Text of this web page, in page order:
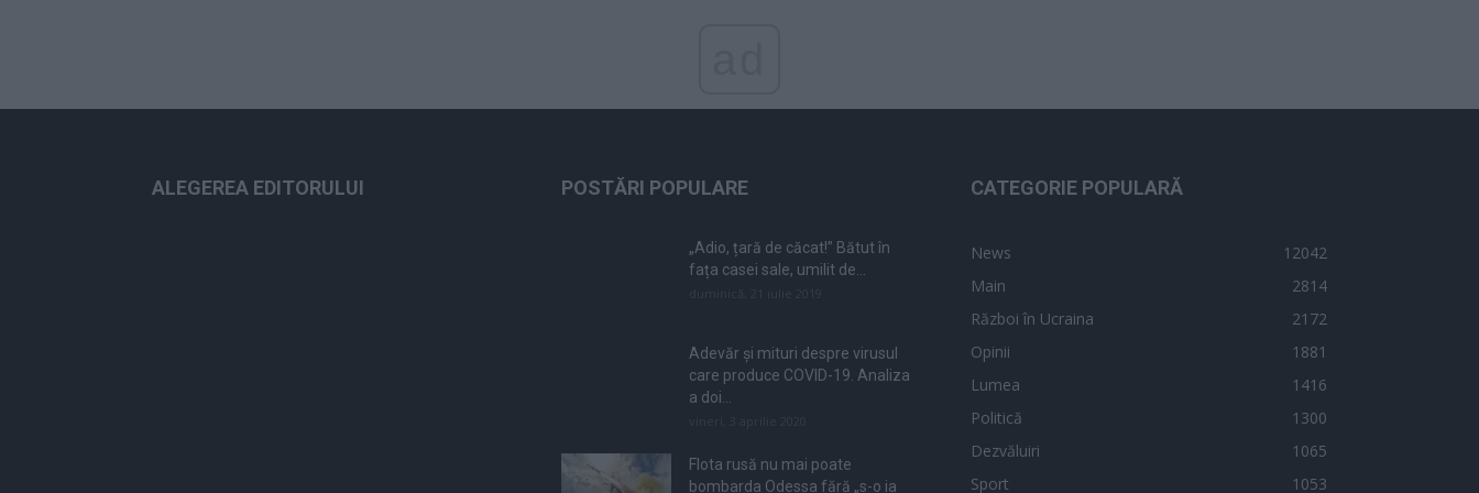
ALEGEREA EDITORULUI POSTĂRI POPULARE
„Adio, țară de căcat!” Bătut în
fața casei sale, umilit de...
Adevăr și mituri despre virusul
care produce COVID-19. Analiza
a doi...
Flota rusă nu mai poate
bombarda Odessa fără „s-o ia
CATEGORIE POPULARĂ
News
12042
Main
2814
Război în Ucraina
2172
Opinii
1881
Lumea
1416
Politică
1300
Dezvăluiri
1065
Sport
1053